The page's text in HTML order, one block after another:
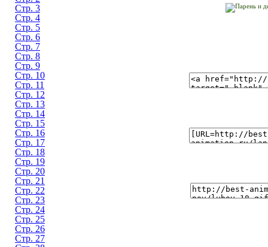
Стр. 3
Стр. 4
Стр. 5
Стр. 6
Стр. 7
Стр. 8
Стр. 9
Стр. 10
Стр. 11
Стр. 12
Стр. 13
Стр. 14
Стр. 15
Стр. 16
Стр. 17
Стр. 18
Стр. 19
Стр. 20
Стр. 21
Стр. 22
Стр. 23
Стр. 24
Стр. 25
Стр. 26
Стр. 27